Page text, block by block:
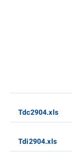
Tdc2904.xls
Tdi2904.xls